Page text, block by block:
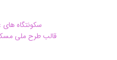
سکونتگاه های
قالب طرح ملی